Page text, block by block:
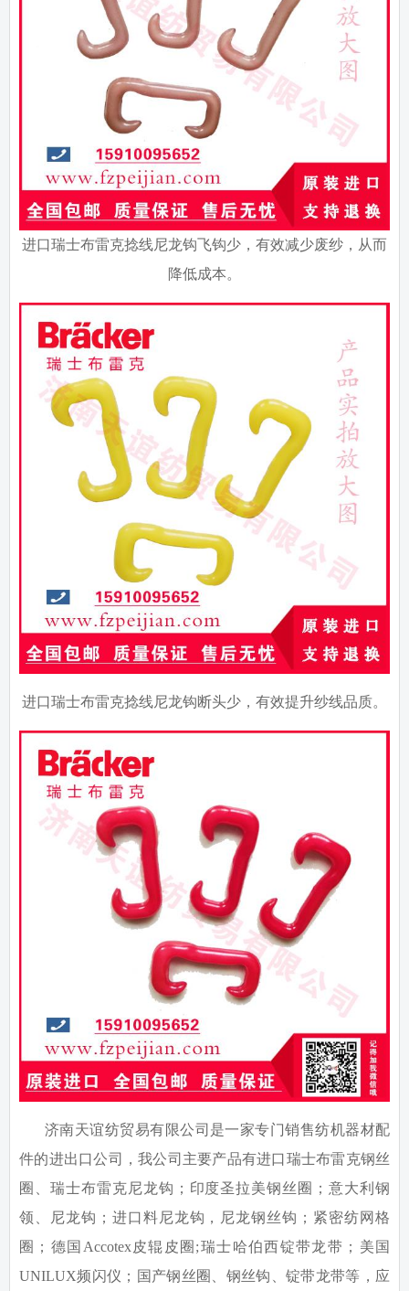
进口瑞士布雷克捻线尼龙钩飞钩少，有效减少废纱，从而
降低成本。
进口瑞士布雷克捻线尼龙钩断头少，有效提升纱线品质。
济南天谊纺贸易有限公司是一家专门销售纺机器材配
件的进出口公司，我公司主要产品有进口瑞士布雷克钢丝
圈、瑞士布雷克尼龙钩；印度圣拉美钢丝圈；意大利钢
领、尼龙钩；进口料尼龙钩，尼龙钢丝钩；紧密纺网格
圈；德国 Accotex皮辊皮圈 ;瑞士哈伯西锭带龙带；美国
UNILUX频闪仪；国产钢丝圈、钢丝钩、锭带龙带等，应